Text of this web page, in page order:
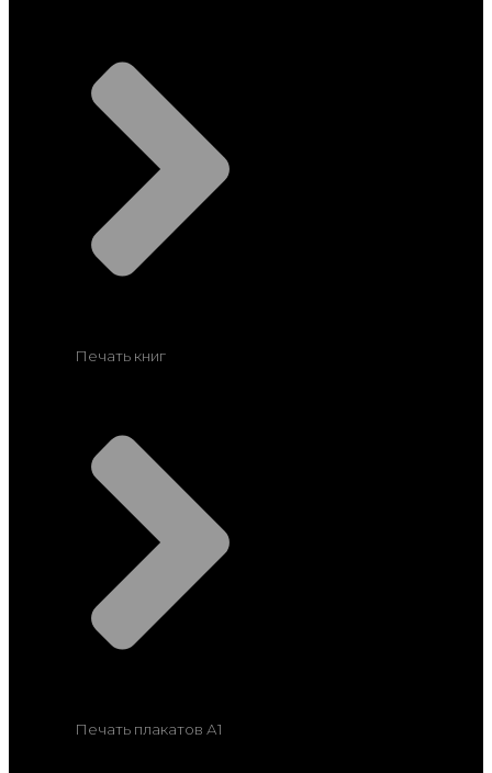
Печать книг
Печать плакатов А1